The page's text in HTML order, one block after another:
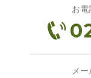
お電
メ